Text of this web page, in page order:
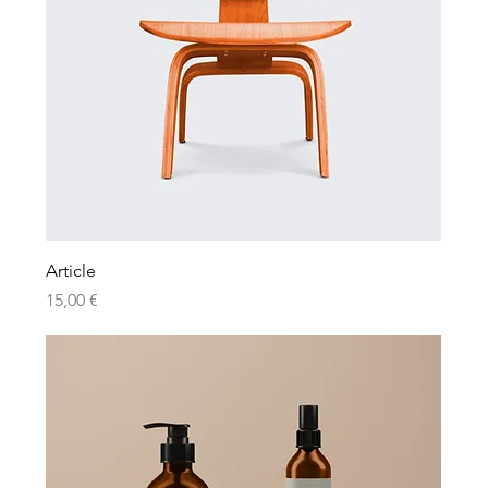
Article
Prix
15,00 €